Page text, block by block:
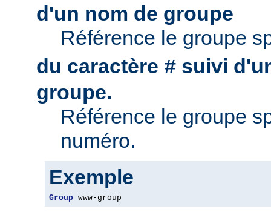
d'un nom de groupe
Référence le groupe
du caractère # suivi
groupe.
Référence le groupe
numéro.
Exemple
Group www-group